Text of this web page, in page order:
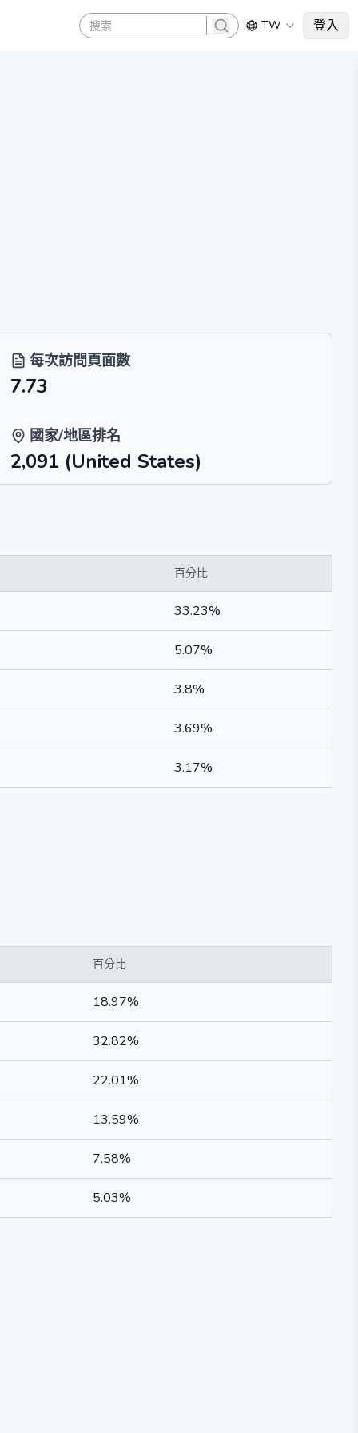
search
TW 登入
每次訪問頁面數
7.73
國家/地區排名
2,091 (United States)
百分比
33.23%
5.07%
3.8%
3.69%
3.17%
百分比
18.97%
32.82%
22.01%
13.59%
7.58%
5.03%